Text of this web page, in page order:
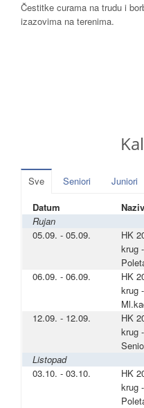
Čestitke curama na trudu i
izazovima na terenima.
Sve Seniori Juniori
Datum
Naziv
Rujan
05.09. - 05.09.
HK
krug -
06.09. - 06.09.
HK
krug -
12.09. - 12.09.
HK
krug -
Listopad
03.10. - 03.10.
HK
krug -